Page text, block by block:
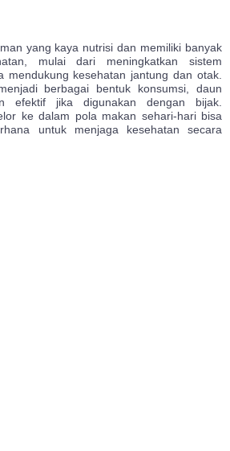
yang kaya nutrisi dan memiliki banyak
mulai dari meningkatkan sistem
mendukung kesehatan jantung dan otak.
berbagai bentuk konsumsi, daun
efektif jika digunakan dengan bijak.
ke dalam pola makan sehari-hari bisa
untuk menjaga kesehatan secara